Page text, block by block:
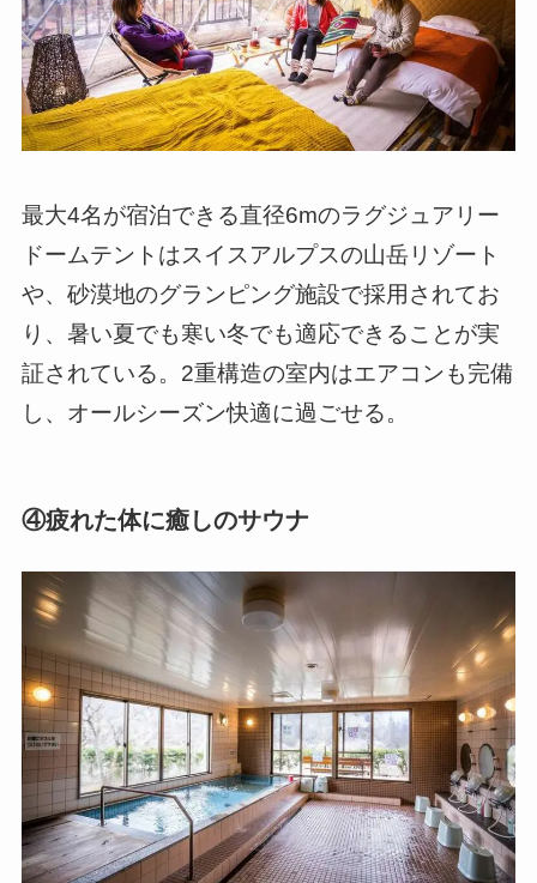
最大4名が宿泊できる直径6mのラグジュアリー
ドームテントはスイスアルプスの山岳リゾート
や、砂漠地のグランピング施設で採用されてお
り、暑い夏でも寒い冬でも適応できることが実
証されている。2重構造の室内はエアコンも完備
し、オールシーズン快適に過ごせる。
④疲れた体に癒しのサウナ